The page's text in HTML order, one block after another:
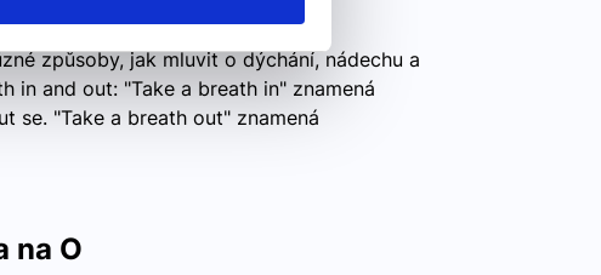
způsoby, jak mluvit o dýchání, nádechu a
in and out: "Take a breath in" znamená
se. "Take a breath out" znamená
na O